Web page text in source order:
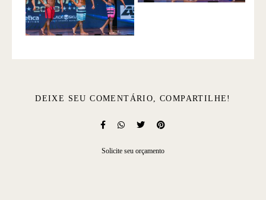
DEIXE SEU COMENTÁRIO, COMPARTILHE!
Solicite seu orçamento